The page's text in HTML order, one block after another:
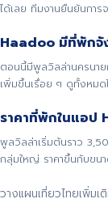
ได้เลย ทีมงานยืนยันกา
Haadoo มีที่พักจั
ตอนนี้มีพูลวิลล่านครนาย
เพิ่มขึ้นเรื่อย ๆ ดูทั้งหม
ราคาที่พักในแอป
พูลวิลล่าเริ่มต้นราว
กลุ่มใหญ่ ราคาขึ้นกับขน
วางแผนเที่ยวไทยเพิ่มเ